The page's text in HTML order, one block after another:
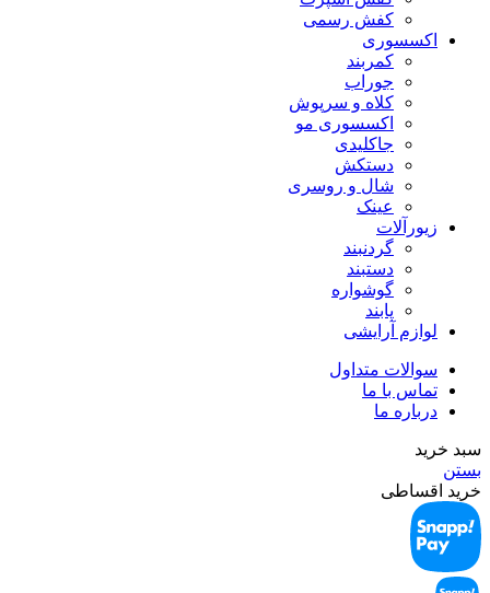
کفش رسمی
اکسسوری
کمربند
جوراب
کلاه و سرپوش
اکسسوری مو
جاکلیدی
دستکش
شال و روسری
عینک
زیورآلات
گردنبند
دستبند
گوشواره
پابند
لوازم آرایشی
سوالات متداول
تماس با ما
درباره ما
سبد خرید
بستن
خرید اقساطی